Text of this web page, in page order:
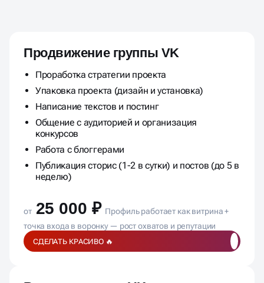
Продвижение группы VK
Проработка стратегии проекта
Упаковка проекта (дизайн и установка)
Написание текстов и постинг
Общение с аудиторией и организация
конкурсов
Работа с блоггерами
Публикация сторис (1-2 в сутки) и постов (до 5 в
неделю)
от 25 000 ₽ Профиль работает как витрина +
точка входа в воронку — рост охватов и репутации
СДЕЛАТЬ КРАСИВО 🔥